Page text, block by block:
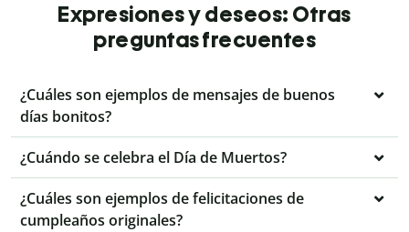
Expresiones y deseos: Otras
preguntas frecuentes
¿Cuáles son ejemplos de mensajes de buenos
días bonitos?
¿Cuándo se celebra el Día de Muertos?
¿Cuáles son ejemplos de felicitaciones de
cumpleaños originales?